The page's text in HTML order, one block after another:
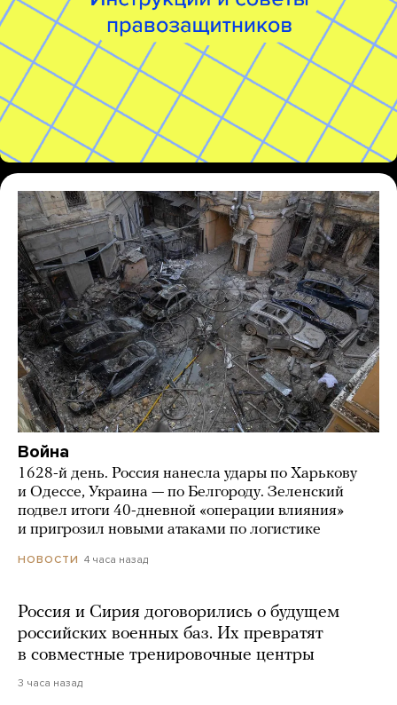
Война
1628-й день. Россия нанесла удары по Харькову
и Одессе, Украина — по Белгороду. Зеленский
подвел итоги 40-дневной «операции влияния»
и пригрозил новыми атаками по логистике
НОВОСТИ 4 часа назад
Россия и Сирия договорились о будущем
российских военных баз. Их превратят
в совместные тренировочные центры
3 часа назад